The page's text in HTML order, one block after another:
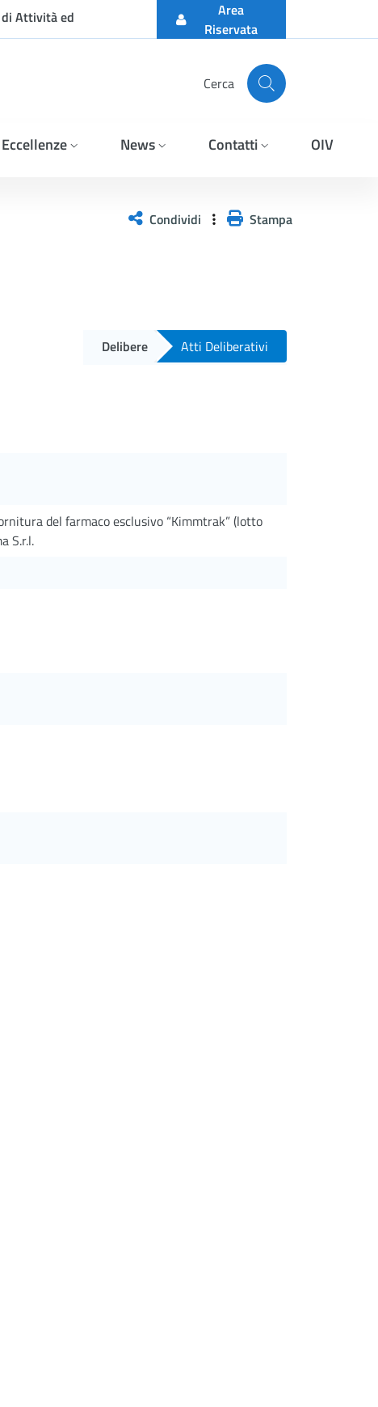
Attività ed
Area
Riservata
Cerca
Eccellenze News Contatti OIV
Condividi Stampa
Delibere Atti Deliberativi
del farmaco esclusivo “Kimmtrak” (lotto
S.r.l.